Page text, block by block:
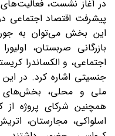
در آغاز نشست،
پیشرفت اقتصاد اجتماعی
این بخش می‌توان به
بازرگانی صربستان،
اجتماعی، و الکساندرا
جنسیتی اشاره کرد. در
ملی و محلی، بخش‌های
همچنین شرکای پروژه
اسلواکی، مجارستان،